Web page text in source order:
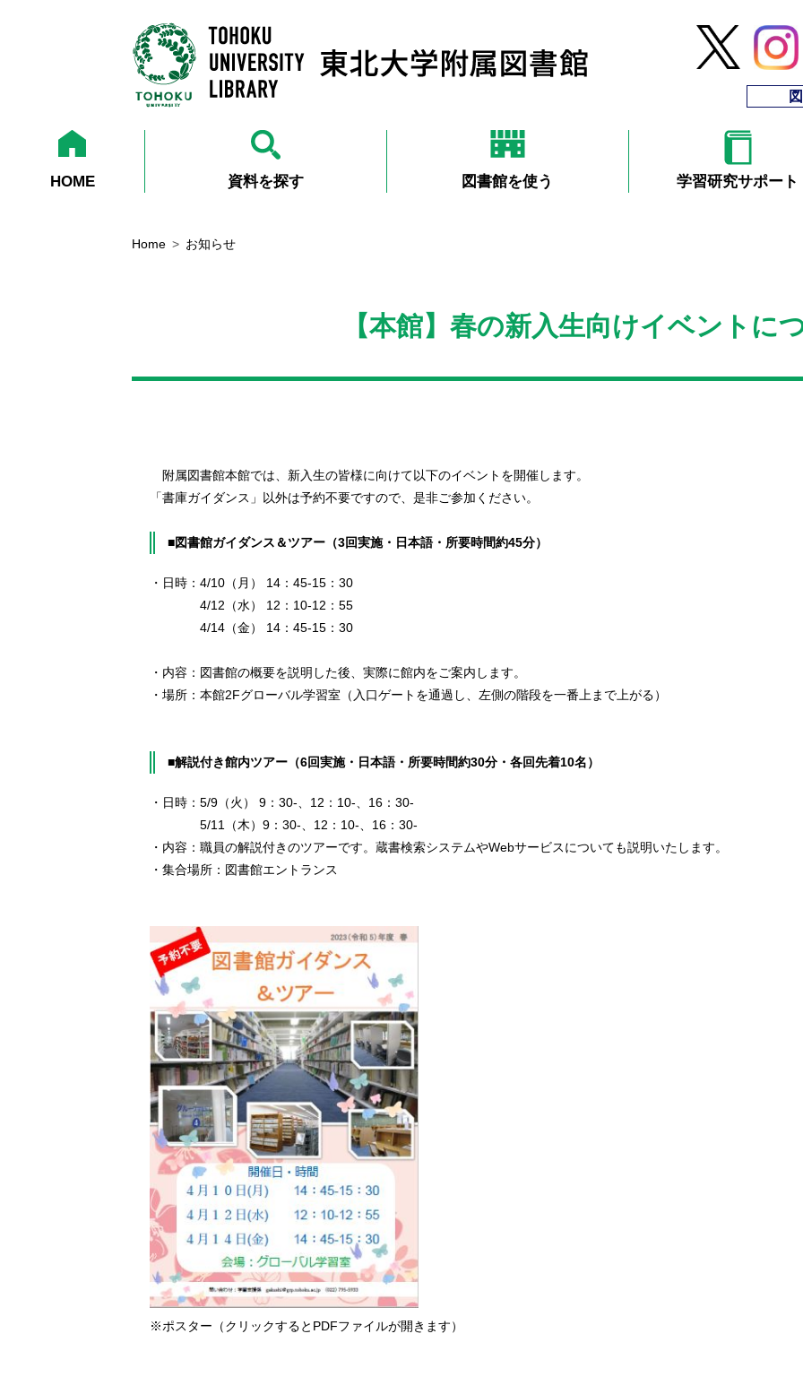
HOME 資料を探す 図書館を使う 学習研究サポート
Home お知らせ
【本館】春の新入生向けイベントに
附属図書館本館では、新入生の皆様に向けて以下のイベントを開催します。
「書庫ガイダンス」以外は予約不要ですので、是非ご参加ください。
■図書館ガイダンス＆ツアー（3回実施・日本語・所要時間約45分）
・日時：4/10（月） 14：45-15：30
4/12（水） 12：10-12：55
4/14（金） 14：45-15：30
・内容：図書館の概要を説明した後、実際に館内をご案内します。
・場所：本館2Fグローバル学習室（入口ゲートを通過し、左側の階段を一番上まで上がる）
■解説付き館内ツアー（6回実施・日本語・所要時間約30分・各回先着10名）
・日時：5/9（火） 9：30-、12：10-、16：30-
5/11（木）9：30-、12：10-、16：30-
・内容：職員の解説付きのツアーです。蔵書検索システムやWebサービスについても説明いたします。
・集合場所：図書館エントランス
※ポスター（クリックするとPDFファイルが開きます）